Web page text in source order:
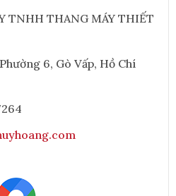
TNHH THANG MÁY THIẾT
6, Gò Vấp, Hồ Chí